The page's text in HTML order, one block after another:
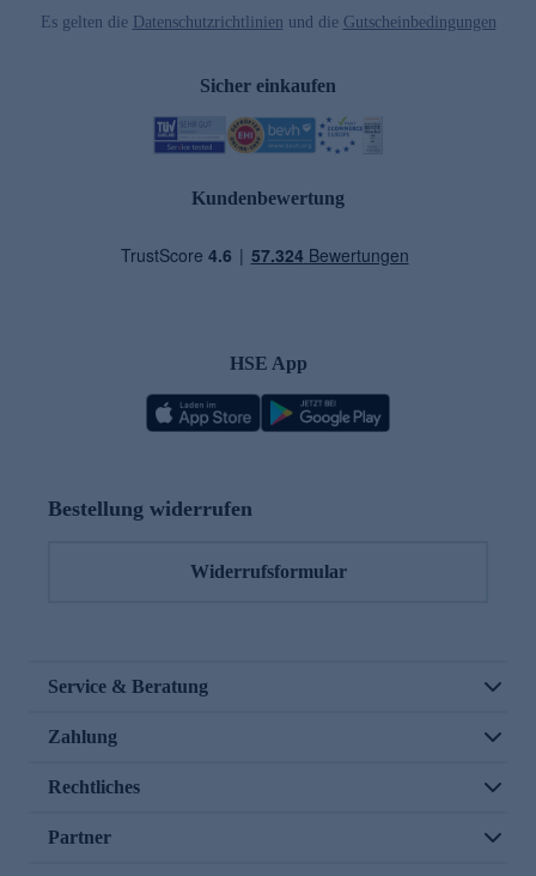
Es gelten die Datenschutzrichtlinien und die Gutscheinbedingungen
Sicher einkaufen
Kundenbewertung
HSE App
Bestellung widerrufen
Widerrufsformular
Service & Beratung
Zahlung
Rechtliches
Partner